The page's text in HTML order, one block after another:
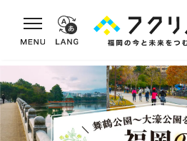
toggle navigation